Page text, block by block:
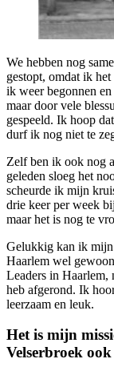
We hebben nog
gestopt, omdat ik
ik weer begonnen
maar door vele
gespeeld. Ik hoop
durf ik nog niet te
Zelf ben ik ook nog
geleden sloeg het
scheurde ik mijn
drie keer per week
maar het is nog te
Gelukkig kan ik
Haarlem wel
Leaders in Haarlem,
heb afgerond. Ik
leerzaam en leuk.
Het is mijn
Velserbroek